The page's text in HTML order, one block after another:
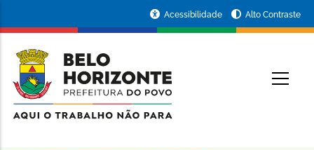
conteúdo
principal
da
Prefeitura
de
Acessibilidade Alto Contraste